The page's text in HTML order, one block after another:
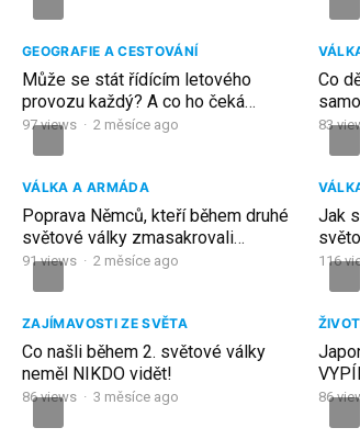
GEOGRAFIE A CESTOVÁNÍ
Může se stát řídícím letového
provozu každý? A co ho čeká
během výcviku? Anna Dobrycká
97views · 2 měsíce ago
Co
83
VÁLKA A ARMÁDA
Poprava Němců, kteří během druhé
světové války zmasakrovali
americké letce: Rüsselsheim
91views · 2 měsíce ago
Jak
116
ZAJÍMAVOSTI ZE SVĚTA
Co našli během 2. světové války
neměl NIKDO vidět!
86views · 3 měsíce ago 86